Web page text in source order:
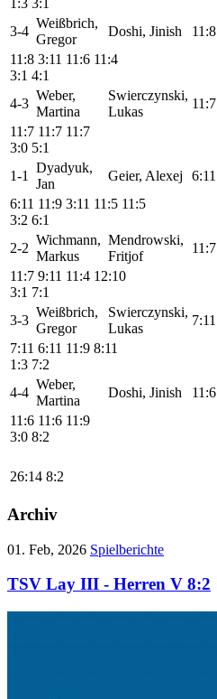
1:3 3:1
3-4
Weißbrich,
Gregor
Doshi, Jinish 11:8
11:8 3:11 11:6 11:4
3:1 4:1
4-3
Weber,
Martina
Swierczynski,
Lukas
11:7
11:7 11:7 11:7
3:0 5:1
1-1
Dyadyuk,
Jan
Geier, Alexej 6:11
6:11 11:9 3:11 11:5 11:5
3:2 6:1
2-2
Wichmann,
Markus
Mendrowski,
Fritjof
11:7
11:7 9:11 11:4 12:10
3:1 7:1
3-3
Weißbrich,
Gregor
Swierczynski,
Lukas
7:11
7:11 6:11 11:9 8:11
1:3 7:2
4-4
Weber,
Martina
Doshi, Jinish 11:6
11:6 11:6 11:9
3:0 8:2
26:14 8:2
Archiv
01. Feb, 2026 Spielberichte
TSV Lay III - Herren V 8:2